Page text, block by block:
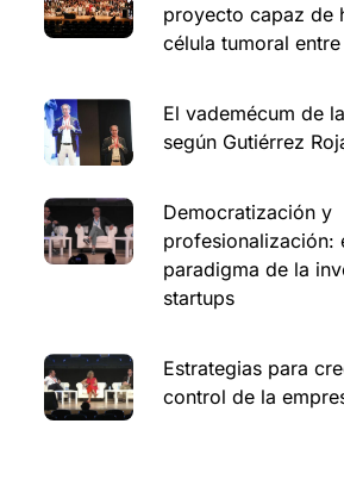
proyecto capaz de
célula tumoral
El vademécum de
según Gutiérrez
Democratización y
profesionalización:
paradigma de la
startups
Estrategias para
control de la